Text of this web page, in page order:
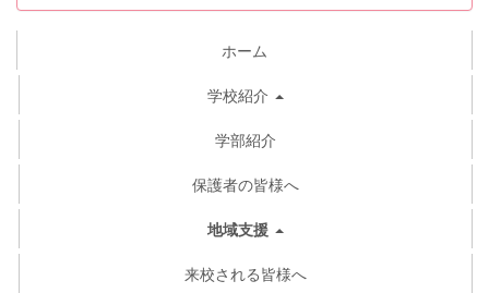
ホーム
学校紹介
学部紹介
保護者の皆様へ
地域支援
来校される皆様へ